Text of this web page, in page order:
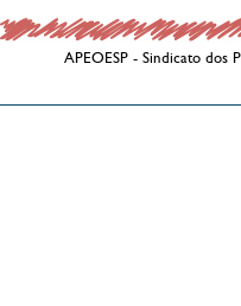
APEOESP - Sindicato dos